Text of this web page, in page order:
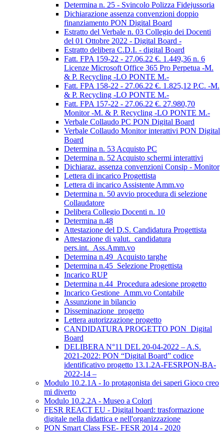
Determina n. 25 - Svincolo Polizza Fidejussoria
Dichiarazione assenza convenzioni doppio
finanziamento PON Digital Board
Estratto del Verbale n. 03 Collegio dei Docenti
del 01 Ottobre 2022 - Digital Board -
Estratto delibera C.D.I. - digital Board
Fatt. FPA 159-22 - 27.06.22 €. 1.449,36 n. 6
Licenze Microsoft Office 365 Pro Perpetua -M.
& P. Recycling -LO PONTE M.-
Fatt. FPA 158-22 - 27.06.22 €. 1.825,12 P.C. -M.
& P. Recycling -LO PONTE M.-
Fatt. FPA 157-22 - 27.06.22 €. 27.980,70
Monitor -M. & P. Recycling -LO PONTE M.-
Verbale Collaudo PC PON Digital Board
Verbale Collaudo Monitor interattivi PON Digital
Board
Determina n. 53 Acquisto PC
Determina n. 52 Acquisto schermi interattivi
Dichiaraz. assenza convenzioni Consip - Monitor
Lettera di incarico Progettista
Lettera di incarico Assistente Amm.vo
Determina n. 50 avvio procedura di selezione
Collaudatore
Delibera Collegio Docenti n. 10
Determina n.48
Attestazione del D.S. Candidatura Progettista
Attestazione di valut._candidatura
pers.int._Ass.Amm.vo
Determina n.49_Acquisto targhe
Determina n.45_Selezione Progettista
Incarico RUP
Determina n.44_Procedura adesione progetto
Incarico Gestione_Amm.vo Contabile
Assunzione in bilancio
Disseminazione_progetto
Lettera autorizzazione progetto
CANDIDATURA PROGETTO PON_Digital
Board
DELIBERA N°11 DEL 20-04-2022 – A.S.
2021-2022: PON “Digital Board” codice
identificativo progetto 13.1.2A-FESRPON-BA-
2022-14 –
Modulo 10.2.1A - Io protagonista dei saperi Gioco creo
mi diverto
Modulo 10.2.2A - Museo a Colori
FESR REACT EU - Digital board: trasformazione
digitale nella didattica e nell'organizzazione
PON Smart Class FSE- FESR 2014 - 2020